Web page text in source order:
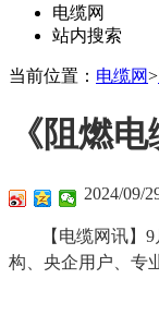
电缆网
站内搜索
当前位置： 电缆网>
《阻燃
2024/09/
【电缆网讯
构、央企用户、专